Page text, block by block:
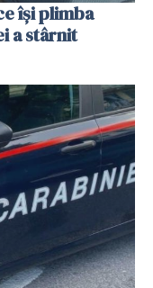
își plimba
a stârnit